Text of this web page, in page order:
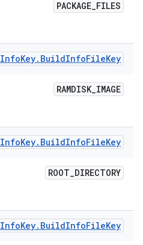
PACKAGE_FILES
InfoKey. BuildInfoFileKey
RAMDISK_IMAGE
InfoKey. BuildInfoFileKey
ROOT_DIRECTORY
InfoKey. BuildInfoFileKey